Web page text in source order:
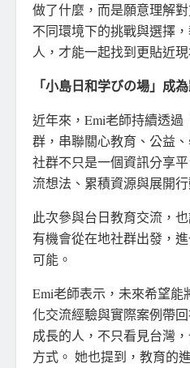
做了什麼，而是願意理解
不同環境下的挑戰與選擇
人，才能一起找到更貼近
「小島日和学びの場」成
近年來，Emi老師持續透過
群，串聯關心教育、公益
社群不只是一個資訊分享
流想法、累積資源與展開行
此次參與台日教育交流，
有機會從在地社群出發，
可能。
Emi老師表示，未來希望
化交流經驗與實際案例帶
成長的人，不只看見台灣
方式。 她也提到，教育的